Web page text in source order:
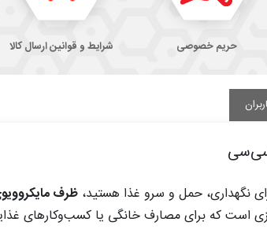
حریم خصوصی شرایط و قوانین ارسال کالا
نگهداری، حمل و سرو غذا هستید، ظرف مایکروویوی –
است که برای مصارف خانگی یا کسب‌وکارهای